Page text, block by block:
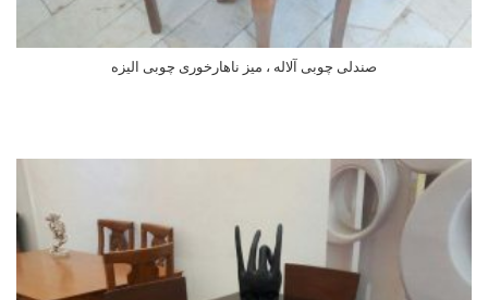
صندلی چوبی آلاله ، میز ناهارخوری چوبی الیزه
اطلاعات بیشتر